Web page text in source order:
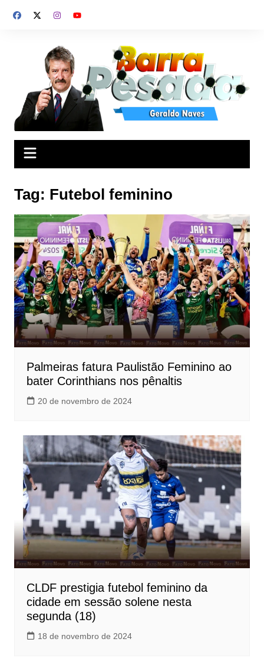
para
Tag: Futebol feminino
Palmeiras fatura Paulistão Feminino ao
bater Corinthians nos pênaltis
20 de novembro de 2024
CLDF prestigia futebol feminino da
cidade em sessão solene nesta
segunda (18)
18 de novembro de 2024